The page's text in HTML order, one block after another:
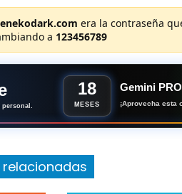
era la contraseña
a 123456789
personal.
18
MESES
Gemini
¡Aprovecha esta